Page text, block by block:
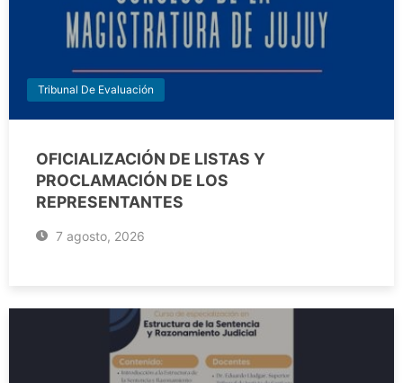
Tribunal De Evaluación
OFICIALIZACIÓN DE LISTAS Y
PROCLAMACIÓN DE LOS
REPRESENTANTES
7 agosto, 2026